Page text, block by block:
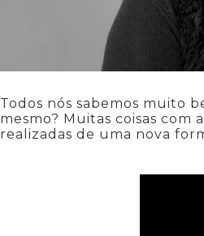
Todos nós sabemos muito
mesmo? Muitas coisas com
realizadas de uma nova